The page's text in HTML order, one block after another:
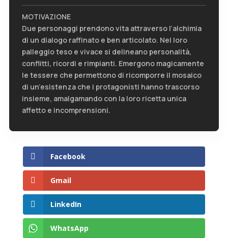
MOTIVAZIONE
Due personaggi prendono vita attraverso l’alchimia
di un dialogo raffinato e ben articolato. Nel loro
palleggio teso e vivace si delineano personalità,
conflitti, ricordi e rimpianti. Emergono magicamente
le tessere che permettono di ricomporre il mosaico
di un’esistenza che i protagonisti hanno trascorso
insieme, amalgamando con la loro ricetta unica
affetto e incomprensioni.
Facebook
Gmail
LinkedIn
WhatsApp